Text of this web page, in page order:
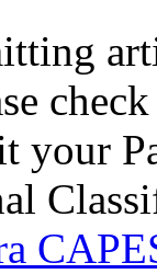
your